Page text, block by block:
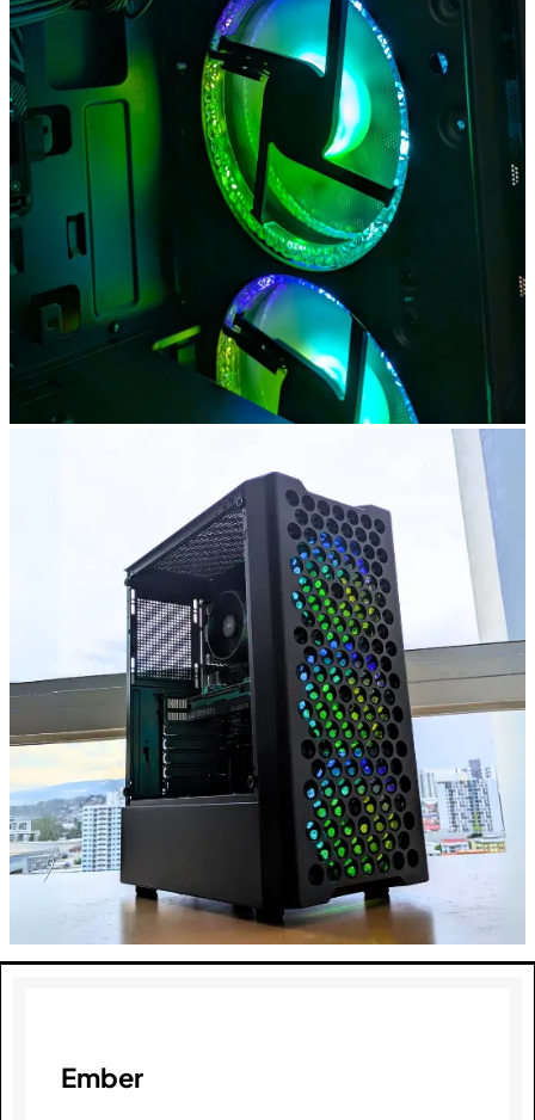
Ember